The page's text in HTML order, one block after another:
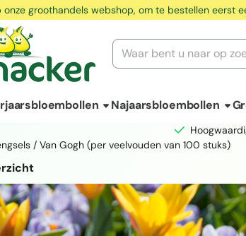
momenteel gesloten.
onze groothandels webshop, om te bestellen eerst
Zoeken
Najaarsbloembollen
/ Van Gogh (per veelvouden van 100 stuks)